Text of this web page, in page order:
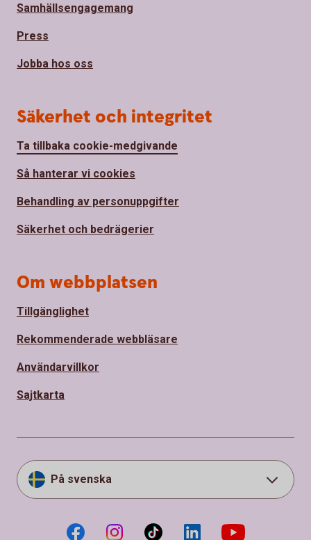
Samhällsengagemang
Press
Jobba hos oss
Säkerhet och integritet
Ta tillbaka cookie-medgivande
Så hanterar vi cookies
Behandling av personuppgifter
Säkerhet och bedrägerier
Om webbplatsen
Tillgänglighet
Rekommenderade webbläsare
Användarvillkor
Sajtkarta
På svenska